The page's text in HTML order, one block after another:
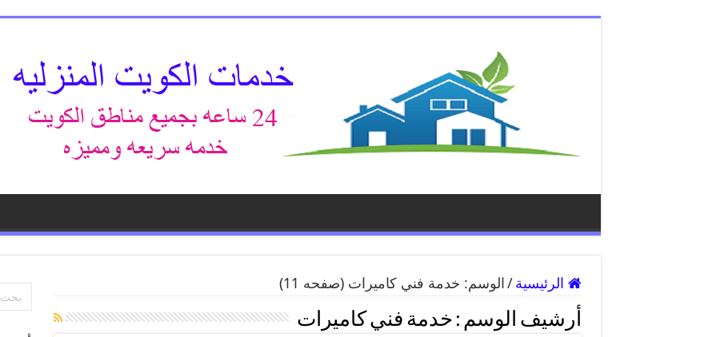
الرئيسية / الوسم: خدمة فني كاميرات (صفحه 11)
أرشيف الوسم : خدمة فني كاميرات